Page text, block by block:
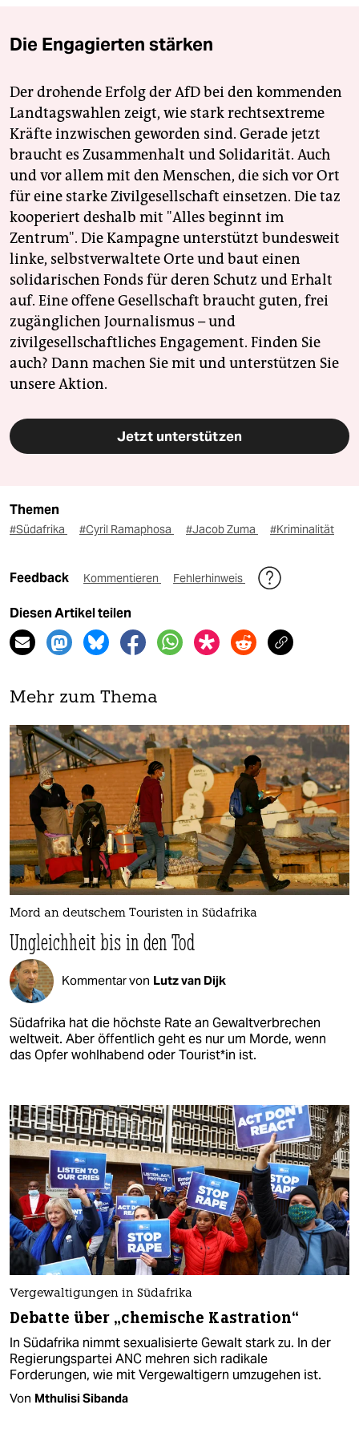
Die Engagierten stärken
Der drohende Erfolg der AfD bei den kommenden
Landtagswahlen zeigt, wie stark rechtsextreme
Kräfte inzwischen geworden sind. Gerade jetzt
braucht es Zusammenhalt und Solidarität. Auch
und vor allem mit den Menschen, die sich vor Ort
für eine starke Zivilgesellschaft einsetzen. Die taz
kooperiert deshalb mit "Alles beginnt im
Zentrum". Die Kampagne unterstützt bundesweit
linke, selbstverwaltete Orte und baut einen
solidarischen Fonds für deren Schutz und Erhalt
auf. Eine offene Gesellschaft braucht guten, frei
zugänglichen Journalismus – und
zivilgesellschaftliches Engagement. Finden Sie
auch? Dann machen Sie mit und unterstützen Sie
unsere Aktion.
Jetzt unterstützen
Themen
#Südafrika #Cyril Ramaphosa #Jacob Zuma #Kriminalität
Feedback Kommentieren Fehlerhinweis
Diesen Artikel teilen
Mehr zum Thema
Mord an deutschem Touristen in Südafrika
Ungleichheit bis in den Tod
Kommentar von Lutz van Dijk
Südafrika hat die höchste Rate an Gewaltverbrechen
weltweit. Aber öffentlich geht es nur um Morde, wenn
das Opfer wohlhabend oder Tou­ris­t*in ist.
Vergewaltigungen in Südafrika
Debatte über „chemische Kastration“
In Südafrika nimmt sexualisierte Gewalt stark zu. In der
Regierungspartei ANC mehren sich radikale
Forderungen, wie mit Vergewaltigern umzugehen ist.
Von Mthulisi Sibanda